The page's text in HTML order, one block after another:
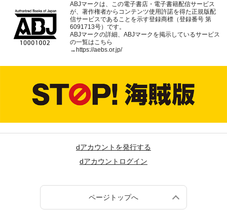
ABJマークは、この電子書店・電子書籍配信サービス
が、著作権者からコンテンツ使用許諾を得た正規版配
信サービスであることを示す登録商標（登録番号 第
6091713号）です。
ABJマークの詳細、ABJマークを掲示しているサービス
の一覧はこちら
→ https://aebs.or.jp/
dアカウントを発行する
dアカウントログイン
ページトップへ